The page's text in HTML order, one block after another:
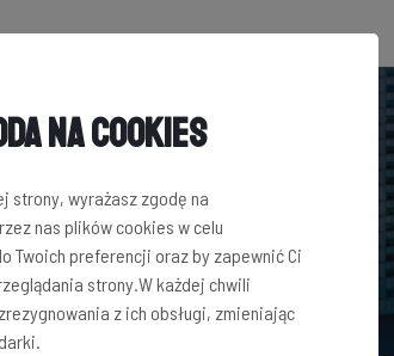
na Cookies
strony, wyrażasz zgodę na
nas plików cookies w celu
Twoich preferencji oraz by zapewnić Ci
strony.W każdej chwili
z ich obsługi, zmieniając